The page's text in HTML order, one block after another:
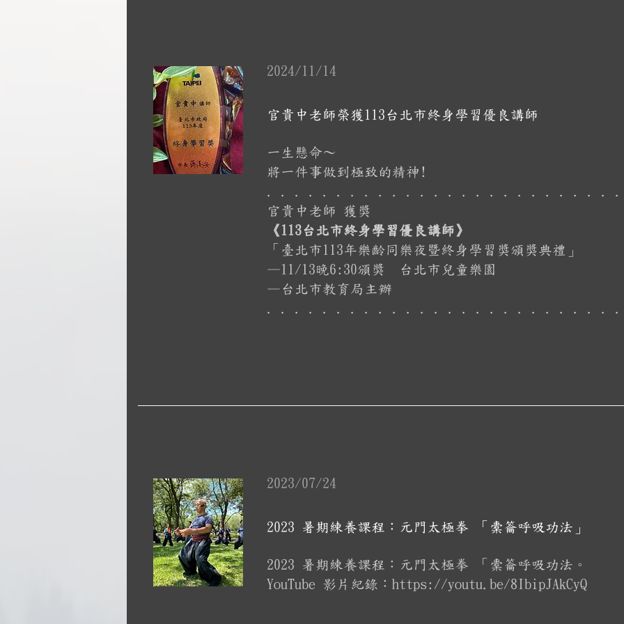
2024/11/14
官貴中老師榮獲113台北市終身學習優良講師
一生懸命～
將一件事做到極致的精神!
. . . . . . . . . . . . . . . . . . . . . . . . .
官貴中老師 獲獎
《113台北市終身學習優良講師》
「臺北市113年樂齡同樂夜暨終身學習獎頒獎典禮」
—11/13晚6:30頒獎 台北市兒童樂園
—台北市教育局主辦
. . . . . . . . . . . . . . . . . . . . . . . . .
2023/07/24
2023 暑期練養課程：元門太極拳 「橐籥呼吸功法」
2023 暑期練養課程：元門太極拳 「橐籥呼吸功法。
YouTube 影片紀錄：https://youtu.be/8IbipJAkCyQ